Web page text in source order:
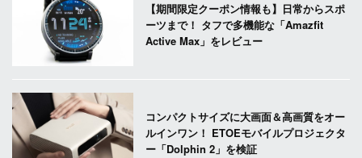
【期間限定クーポン情報も】日常からスポ
ーツまで！ タフで多機能な「Amazfit
Active Max」をレビュー
コンパクトサイズに大画面＆高画質をオー
ルインワン！ ETOEモバイルプロジェクタ
ー「Dolphin 2」を検証